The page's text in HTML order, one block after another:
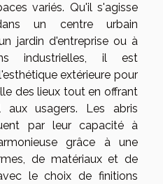
variés. Qu'il s'agisse
un centre urbain
jardin d'entreprise ou à
industrielles, il est
extérieure pour
des lieux tout en offrant
aux usagers. Les abris
par leur capacité à
grâce à une
de matériaux et de
le choix de finitions